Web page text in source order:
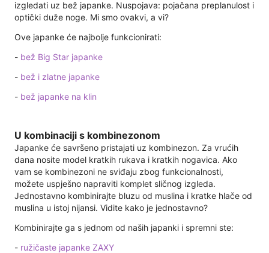
izgledati uz bež japanke. Nuspojava: pojačana preplanulost i
optički duže noge. Mi smo ovakvi, a vi?
Ove japanke će najbolje funkcionirati:
- bež Big Star japanke
- bež i zlatne japanke
- bež japanke na klin
U kombinaciji s kombinezonom
Japanke će savršeno pristajati uz kombinezon. Za vrućih
dana nosite model kratkih rukava i kratkih nogavica. Ako
vam se kombinezoni ne sviđaju zbog funkcionalnosti,
možete uspješno napraviti komplet sličnog izgleda.
Jednostavno kombinirajte bluzu od muslina i kratke hlače od
muslina u istoj nijansi. Vidite kako je jednostavno?
Kombinirajte ga s jednom od naših japanki i spremni ste:
- ružičaste japanke ZAXY